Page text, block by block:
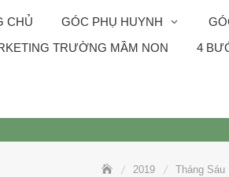
CHỦ GÓC PHỤ HUYNH
TRƯỜNG MẦM NON
4
2019 Tháng Sáu